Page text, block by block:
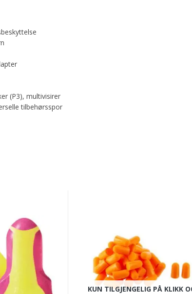
(P3), multivisirer
tilbehørsspor
Øreplugger
par/200
par
KUN TILGJENGELIG PÅ KLIKK